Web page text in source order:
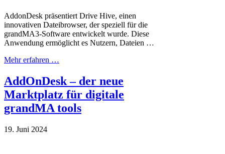
AddonDesk präsentiert Drive Hive, einen
innovativen Dateibrowser, der speziell für die
grandMA3-Software entwickelt wurde. Diese
Anwendung ermöglicht es Nutzern, Dateien …
Mehr erfahren …
AddOnDesk – der neue
Marktplatz für digitale
grandMA tools
19. Juni 2024